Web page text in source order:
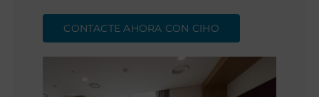
CONTACTE AHORA CON CIHO